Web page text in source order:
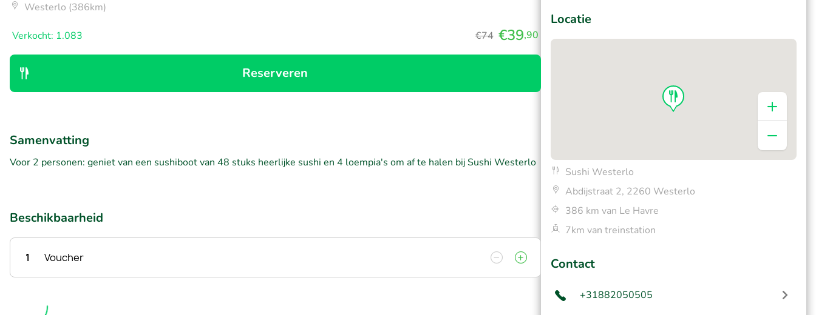
Westerlo (386km)
Verkocht: 1.083 €74 €39,90
Reserveren
Samenvatting
Voor 2 personen: geniet van een sushiboot van 48 stuks heerlijke sushi en 4 loempia's om af te halen bij Sushi Westerlo
Beschikbaarheid
1 Voucher
Locatie
Sushi Westerlo
Abdijstraat 2, 2260 Westerlo
386 km van Le Havre
7km van treinstation
Contact
+31882050505